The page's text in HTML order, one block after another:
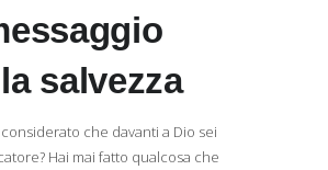
salvezza
considerato che davanti a Dio sei
Hai mai fatto qualcosa che